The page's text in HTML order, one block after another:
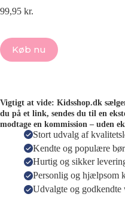
99,95 kr.
Køb nu
Vigtigt at vide: Kidsshop.dk
du på et link, sendes du til en
modtage en kommission – uden
Stort udvalg af
Kendte og populære
Hurtig og sikker
Personlig og hjælpsom
Udvalgte og godkendte